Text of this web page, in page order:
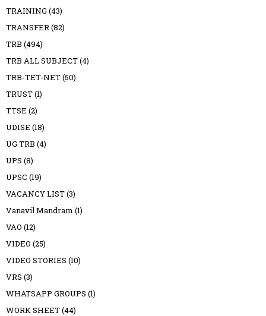
TRAINING (43)
TRANSFER(82)
TRB (494)
TRB ALL SUBJECT(4)
TRB-TET-NET(50)
TRUST(1)
TTSE (2)
UDISE (18)
UG TRB (4)
UPS (8)
UPSC (19)
VACANCY LIST(3)
Vanavil Mandram (1)
VAO (12)
VIDEO (25)
VIDEO STORIES (10)
VRS (3)
WHATSAPP GROUPS (1)
WORK SHEET(44)